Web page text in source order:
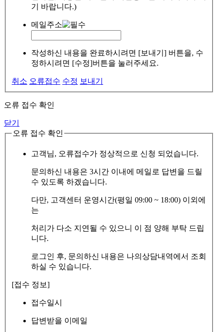
기 바랍니다.)
메일주소
작성하신 내용을 완료하시려면 [보내기] 버튼을, 수
정하시려면 [수정]버튼을 눌러주세요.
취소 오류접수 수정 보내기
오류 접수 확인
닫기
오류 접수 확인
고객님, 오류접수가 정상적으로 신청 되었습니다.
문의하신 내용은 3시간 이내에 메일로 답변을 드릴
수 있도록 하겠습니다.
다만, 고객센터 운영시간(평일 09:00 ~ 18:00) 이외에
는
처리가 다소 지연될 수 있으니 이 점 양해 부탁 드립
니다.
로그인 후, 문의하신 내용은 나의상담내역에서 조회
하실 수 있습니다.
[접수 정보]
접수일시
답변받을 이메일